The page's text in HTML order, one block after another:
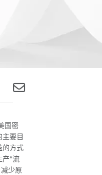
国密
要目
方式
产“流
少原